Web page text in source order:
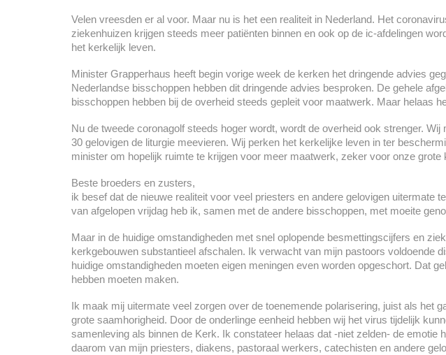
Velen vreesden er al voor. Maar nu is het een realiteit in Nederland. Het
ziekenhuizen krijgen steeds meer patiënten binnen en ook op de ic-afdelingen
het kerkelijk leven.
Minister Grapperhaus heeft begin vorige week de kerken het dringende advies
Nederlandse bisschoppen hebben dit dringende advies besproken. De gehele
bisschoppen hebben bij de overheid steeds gepleit voor maatwerk. Maar helaas
Nu de tweede coronagolf steeds hoger wordt, wordt de overheid ook strenger.
30 gelovigen de liturgie meevieren. Wij perken het kerkelijke leven in ter
minister om hopelijk ruimte te krijgen voor meer maatwerk, zeker voor onze grote
Beste broeders en zusters,
ik besef dat de nieuwe realiteit voor veel priesters en andere gelovigen
van afgelopen vrijdag heb ik, samen met de andere bisschoppen, met moeite
Maar in de huidige omstandigheden met snel oplopende besmettingscijfers en
kerkgebouwen substantieel afschalen. Ik verwacht van mijn pastoors voldoende
huidige omstandigheden moeten eigen meningen even worden opgeschort. Dat
hebben moeten maken.
Ik maak mij uitermate veel zorgen over de toenemende polarisering, juist als het
grote saamhorigheid. Door de onderlinge eenheid hebben wij het virus tijdelijk
samenleving als binnen de Kerk. Ik constateer helaas dat -niet zelden- de
daarom van mijn priesters, diakens, pastoraal werkers, catechisten en andere